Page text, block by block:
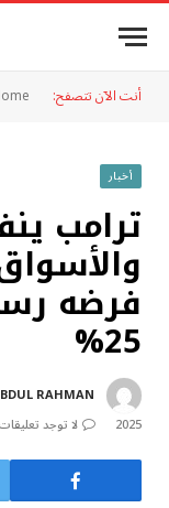
أنت الآن تتصفح:
أخبار
ترامب
فرضه
25%
RAHMAN
2025
لا توجد تعليقات